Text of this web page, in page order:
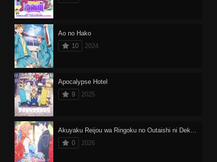
Ao no Hako
10
2024
Apocalypse Hotel
9
2025
Akuyaku Reijou wa Ringoku no Outaishi ni Dekiai sareru
0
2026